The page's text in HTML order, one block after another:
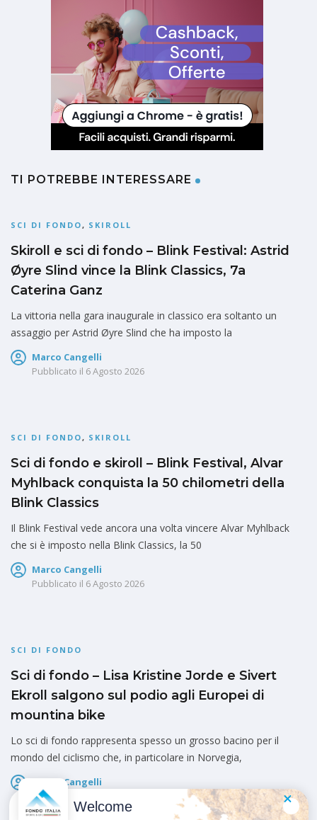
TI POTREBBE INTERESSARE
SCI DI FONDO, SKIROLL
Skiroll e sci di fondo – Blink Festival: Astrid
Øyre Slind vince la Blink Classics, 7a
Caterina Ganz
La vittoria nella gara inaugurale in classico era soltanto un
assaggio per Astrid Øyre Slind che ha imposto la
Marco Cangelli
Pubblicato il 6 Agosto 2026
SCI DI FONDO, SKIROLL
Sci di fondo e skiroll – Blink Festival, Alvar
Myhlback conquista la 50 chilometri della
Blink Classics
Il Blink Festival vede ancora una volta vincere Alvar Myhlback
che si è imposto nella Blink Classics, la 50
Marco Cangelli
Pubblicato il 6 Agosto 2026
SCI DI FONDO
Sci di fondo – Lisa Kristine Jorde e Sivert
Ekroll salgono sul podio agli Europei di
mountina bike
Lo sci di fondo rappresenta spesso un grosso bacino per il
mondo del ciclismo che, in particolare in Norvegia,
Marco Cangelli
Pubblicato il
Welcome